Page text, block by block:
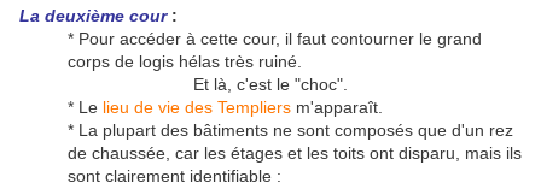
La deuxième cour:
* Pour accéder à cette cour, il faut contourner le grand
corps de logis hélas très ruiné.
Et là, c'est le "choc".
* Le lieu de vie des Templiers m'apparaît.
* La plupart des bâtiments ne sont composés que d'un rez
de chaussée, car les étages et les toits ont disparu, mais ils
sont clairement identifiable :